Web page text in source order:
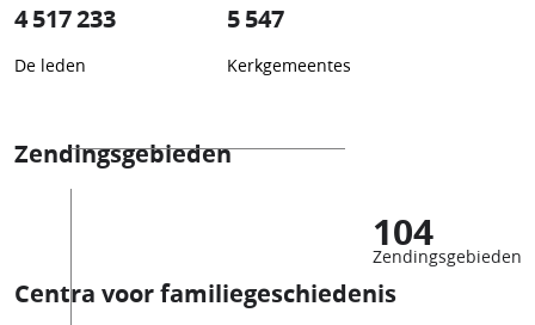
4 517 233
De leden
5 547
Kerkgemeentes
Zendingsgebieden
104
Zendingsgebieden
Centra voor familiegeschiedenis